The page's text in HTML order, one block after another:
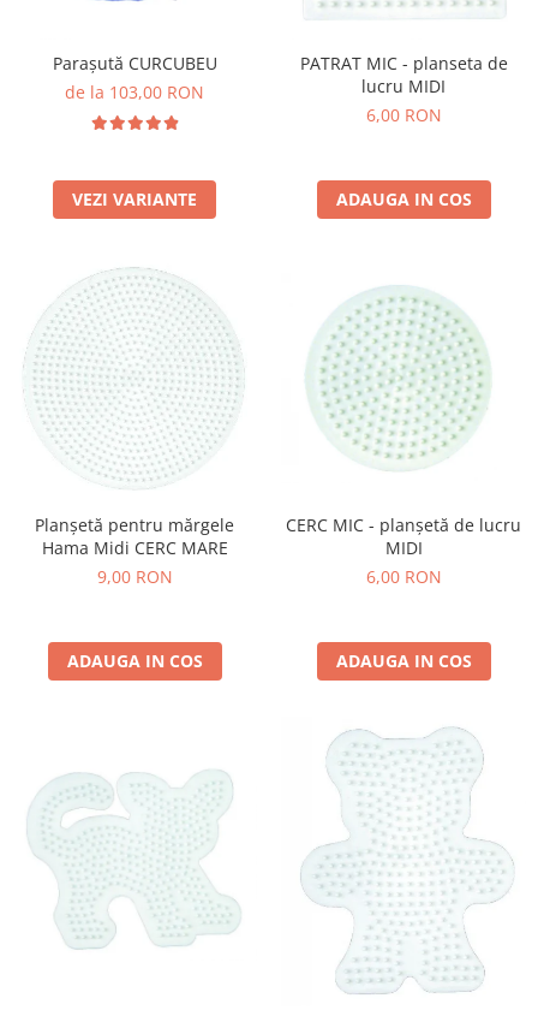
Parașută CURCUBEU
de la 103,00 RON
VEZI VARIANTE
PATRAT MIC - planseta de
lucru MIDI
6,00 RON
ADAUGA IN COS
Planșetă pentru mărgele
Hama Midi CERC MARE
9,00 RON
ADAUGA IN COS
CERC MIC - planșetă de lucru
MIDI
6,00 RON
ADAUGA IN COS